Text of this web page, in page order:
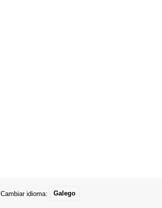
Cambiar idioma: Galego